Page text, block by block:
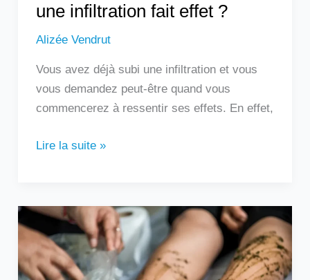
une infiltration fait effet ?
Alizée Vendrut
Vous avez déjà subi une infiltration et vous
vous demandez peut-être quand vous
commencerez à ressentir ses effets. En effet,
Lire la suite »
Comment
traiter
une
neuropathie